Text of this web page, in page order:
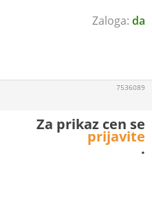
da
7536089
Za prikaz cen se
prijavite
.